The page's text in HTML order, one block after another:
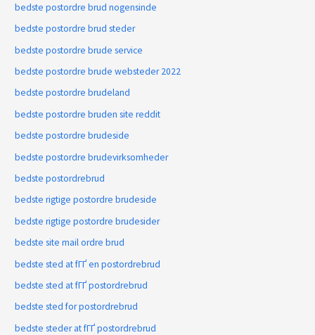
bedste postordre brud nogensinde
bedste postordre brud steder
bedste postordre brude service
bedste postordre brude websteder 2022
bedste postordre brudeland
bedste postordre bruden site reddit
bedste postordre brudeside
bedste postordre brudevirksomheder
bedste postordrebrud
bedste rigtige postordre brudeside
bedste rigtige postordre brudesider
bedste site mail ordre brud
bedste sted at fГҐ en postordrebrud
bedste sted at fГҐ postordrebrud
bedste sted for postordrebrud
bedste steder at fГҐ postordrebrud